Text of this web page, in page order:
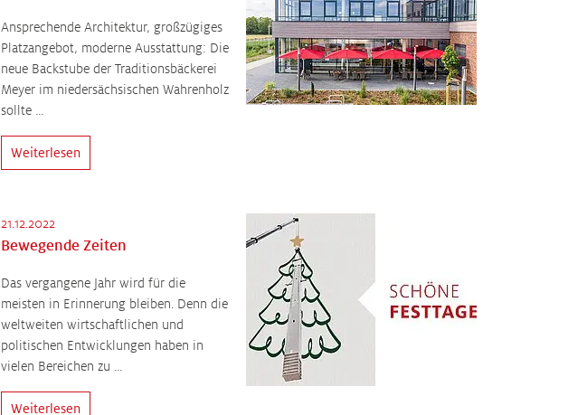
Ansprechende Architektur, großzügiges
Platzangebot, moderne Ausstattung: Die
neue Backstube der Traditionsbäckerei
Meyer im niedersächsischen Wahrenholz
sollte …
Weiterlesen
21.12.2022
Bewegende Zeiten
Das vergangene Jahr wird für die
meisten in Erinnerung bleiben. Denn die
weltweiten wirtschaftlichen und
politischen Entwicklungen haben in
vielen Bereichen zu …
Weiterlesen